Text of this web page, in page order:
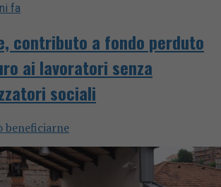
fa
contributo a fondo perduto
ai lavoratori senza
sociali
beneficiarne